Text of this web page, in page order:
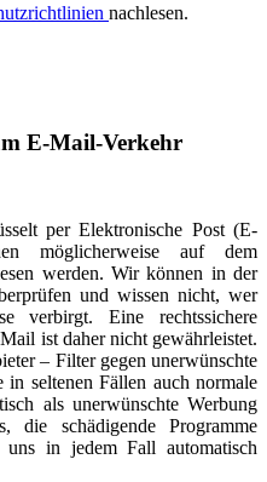
nachlesen.
E-Mail-Verkehr
per Elektronische Post (E-
möglicherweise auf dem
werden. Wir können in der
und wissen nicht, wer
verbirgt. Eine rechtssichere
ist daher nicht gewährleistet.
– Filter gegen unerwünschte
seltenen Fällen auch normale
als unerwünschte Werbung
die schädigende Programme
in jedem Fall automatisch